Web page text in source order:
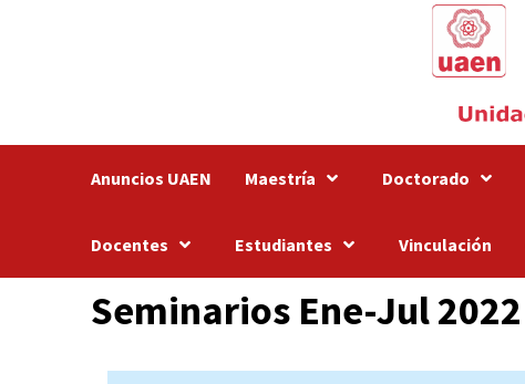
Anuncios UAEN Maestría Doctorado
Docentes Estudiantes Vinculación
Seminarios Ene-Jul 2022